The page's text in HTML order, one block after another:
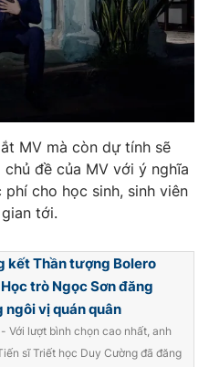
MV mà còn dự tính sẽ
đề của MV với ý nghĩa
cho học sinh, sinh viên
tới.
kết Thần tượng Bolero
trò Ngọc Sơn đăng
ngôi vị quán quân
Với lượt bình chọn cao nhất, anh
sĩ Triết học Duy Cường đã đăng